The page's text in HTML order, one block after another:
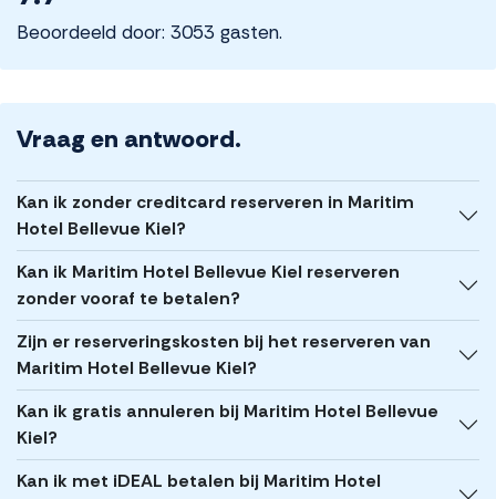
Beoordeeld door: 3053 gasten.
Vraag en antwoord.
Kan ik zonder creditcard reserveren in Maritim
Hotel Bellevue Kiel?
Kan ik Maritim Hotel Bellevue Kiel reserveren
zonder vooraf te betalen?
Zijn er reserveringskosten bij het reserveren van
Maritim Hotel Bellevue Kiel?
Kan ik gratis annuleren bij Maritim Hotel Bellevue
Kiel?
Kan ik met iDEAL betalen bij Maritim Hotel